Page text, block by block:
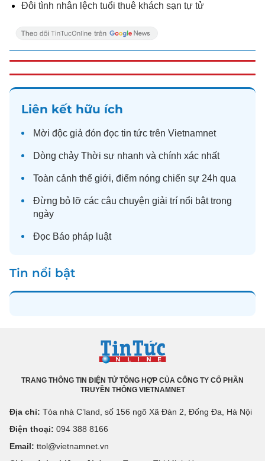
Đôi tình nhân lệch tuổi thuê khách sạn tự tử
Liên kết hữu ích
Mời độc giả đón đọc tin tức trên Vietnamnet
Dòng chảy Thời sự nhanh và chính xác nhất
Toàn cảnh thế giới, điểm nóng chiến sự 24h qua
Đừng bỏ lỡ các câu chuyện giải trí nổi bật trong
ngày
Đọc Báo pháp luật
Tin nổi bật
TRANG THÔNG TIN ĐIỆN TỬ TỔNG HỢP CỦA CÔNG TY CỔ PHẦN
TRUYỀN THÔNG VIETNAMNET
Địa chỉ: Tòa nhà C’land, số 156 ngõ Xã Đàn 2, Đống Đa, Hà Nội
Điện thoại: 094 388 8166
Email: ttol@vietnamnet.vn